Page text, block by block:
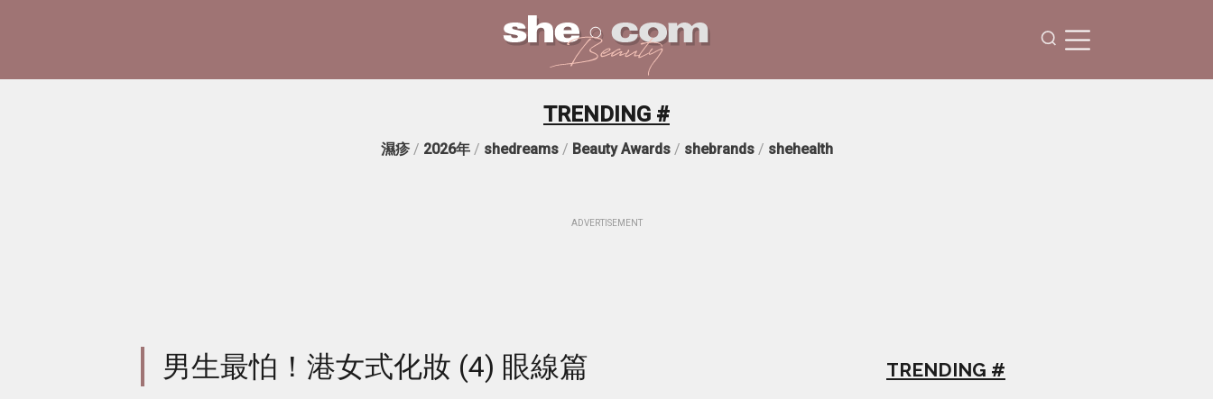
TRENDING #
濕疹/ 2026年/ shedreams/ Beauty Awards/ shebrands/ shehealth
ADVERTISEMENT
男生最怕！港女式化妝 (4) 眼線篇 TRENDING #